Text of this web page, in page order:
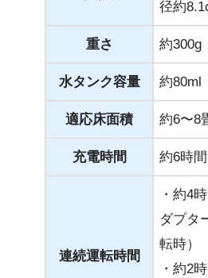
径約
重さ 約300g
水タンク容量 約80ml
適応床面積 約6〜8
充電時間 約6時間
連続運転時間
・約4
ダプタ
転時）
・約2